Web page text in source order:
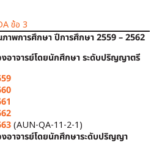
ข้อ 3
าพการศึกษา ปีการศึกษา 2559 – 2562
อาจารย์โดยนักศึกษาระดับปริญญาตรี
(AUN-QA-11-2-1)
อาจารย์โดยนักศึกษาระดับปริญญา